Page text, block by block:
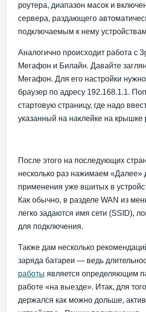
роутера, диапазон масок и
сервера, раздающего
подключаемым к нему
Аналогично происходит работа с
Мегафон и Билайн. Давайте
Мегафон. Для его настройки
браузер по адресу 192.168.1.1.
стартовую страницу, где надо
указанный на наклейке на крышке
После этого на последующих
несколько раз нажимаем «Далее»
применения уже вшитых в
Как обычно, в разделе WAN из
легко задаются имя сети (SSID),
для подключения.
Также дам несколько
заряда батареи — ведь
работы является определяющим
работе «на выезде». Итак, для
держался как можно дольше,